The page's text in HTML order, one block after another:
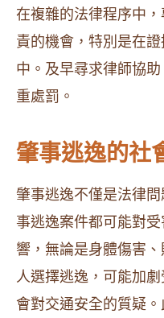
在複雜的法律程序中
責的機會，特別是在
中。及早尋求律師協
重處罰。
肇事逃逸的社
肇事逃逸不僅是法律
事逃逸案件都可能對
響，無論是身體傷害
人選擇逃逸，可能加
會對交通安全的質疑